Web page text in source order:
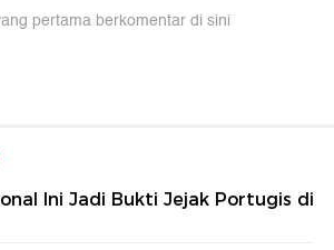
pertama berkomentar di sini
Ini Jadi Bukti Jejak Portugis di